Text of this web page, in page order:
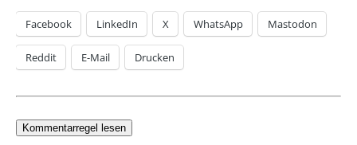
Facebook LinkedIn X WhatsApp Mastodon
Reddit E-Mail Drucken
Kommentarregel lesen